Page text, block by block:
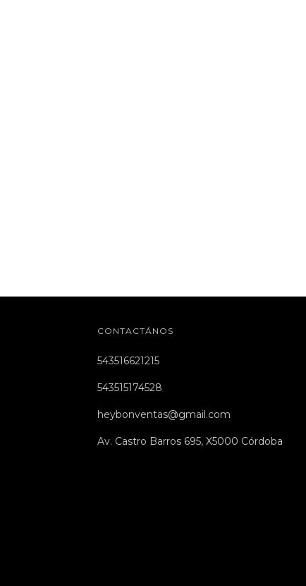
CONTACTÁNOS
543516621215
543515174528
heybonventas@gmail.com
Av. Castro Barros 695, X5000 Córdoba